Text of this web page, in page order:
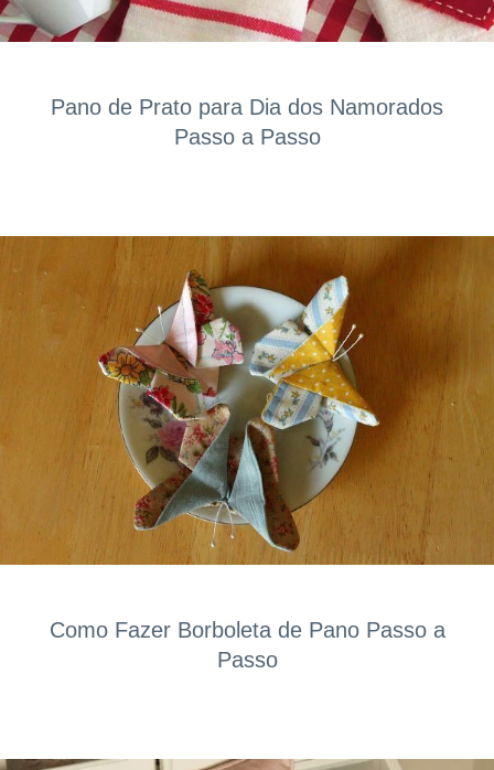
Pano de Prato para Dia dos Namorados
Passo a Passo
Como Fazer Borboleta de Pano Passo a
Passo